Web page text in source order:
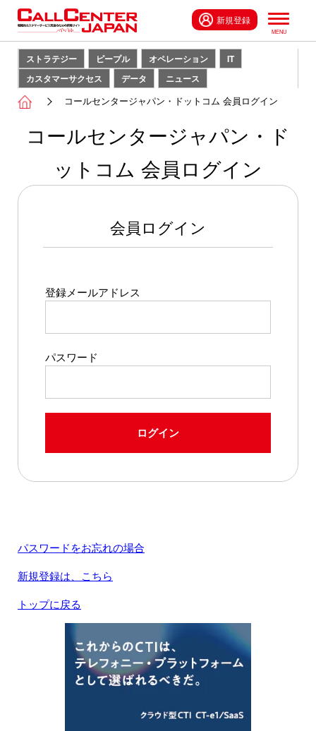
新規登録
ストラテジー ピープル オペレーション
IT
カスタマーサクセス
データ ニュース
コールセンタージャパン・ドットコム 会員ログイン
コールセンタージャパン・ド
ットコム 会員ログイン
会員ログイン
登録メールアドレス
パスワード
ログイン
パスワードをお忘れの場合
新規登録は、こちら
トップに戻る